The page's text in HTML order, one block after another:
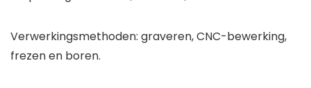
Verwerkingsmethoden: graveren, CNC-bewerking,
frezen en boren.